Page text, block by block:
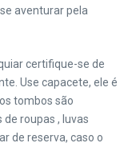
aventurar pela
certifique-se de
Use capacete, ele é
tombos são
roupas , luvas
de reserva, caso o